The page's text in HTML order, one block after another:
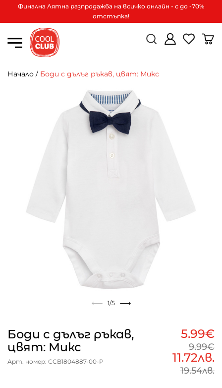
Финална Лятна разпродажба на всичко онлайн - с до -70%
отстъпка!
Начало / Боди с дълъг ръкав, цвят: Микс
1/5
Боди с дълъг ръкав,
цвят: Микс
Арт. номер: CCB1804887-00-P
5.99€
9.99€
11.72лв.
19.54лв.